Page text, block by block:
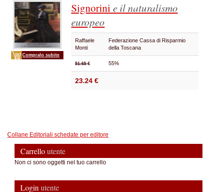
Compralo subito
Signorinie il naturalismo
europeo
Raffaele
Monti
Federazione Cassa di Risparmio
della Toscana
51.65 € 55%
23.24 €
Collane Editoriali schedate per editore
Carrelloutente
Non ci sono oggetti nel tuo carrello
Loginutente